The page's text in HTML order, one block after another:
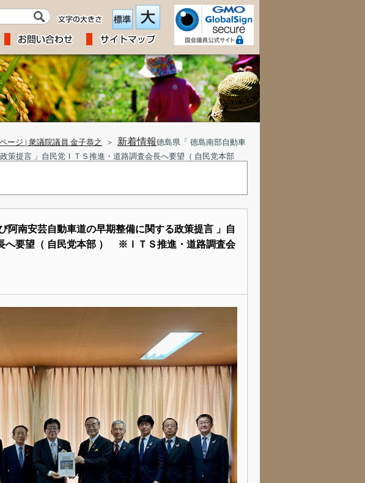
ージ | 衆議院議員 金子恭之 ＞ 新着情報徳島県「 徳島南部自動車
策提言 」自民党ＩＴＳ推進・道路調査会長へ要望（ 自民党本部
阿南安芸自動車道の早期整備に関する政策提言 」自
へ要望（ 自民党本部 ） ※ＩＴＳ推進・道路調査会